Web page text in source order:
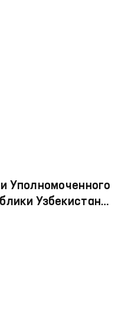
Уполномоченного
Узбекистан
в 2023